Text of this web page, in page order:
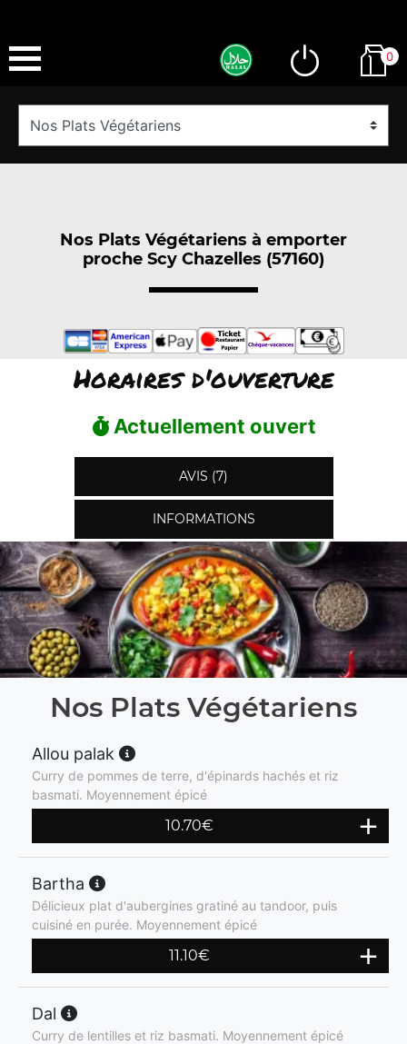
0
Nos Plats Végétariens à emporter
proche Scy Chazelles (57160)
Horaires d'ouverture
Actuellement ouvert
AVIS (7)
INFORMATIONS
Nos Plats Végétariens
Allou palak
Curry de pommes de terre, d'épinards hachés et riz
basmati. Moyennement épicé
10.70€
Bartha
Délicieux plat d'aubergines gratiné au tandoor, puis
cuisiné en purée. Moyennement épicé
11.10€
Dal
Curry de lentilles et riz basmati. Moyennement épicé